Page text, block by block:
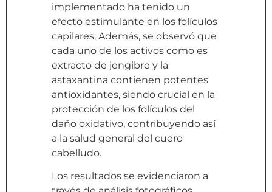
implementado ha tenido un
efecto estimulante en los folículos
capilares, Además, se observó que
cada uno de los activos como es
extracto de jengibre y la
astaxantina contienen potentes
antioxidantes, siendo crucial en la
protección de los folículos del
daño oxidativo, contribuyendo así
a la salud general del cuero
cabelludo.
Los resultados se evidenciaron a